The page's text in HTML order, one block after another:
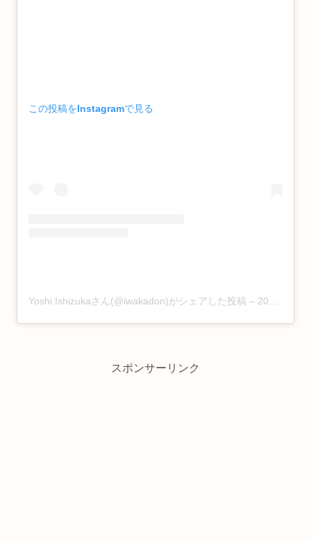
この投稿をInstagramで見る
Yoshi Ishizukaさん(@iwakadon)がシェアした投稿 – 2019年 8月月13日午前9時03分PDT
スポンサーリンク